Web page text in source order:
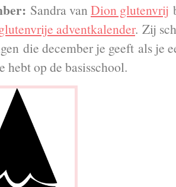
Sandra van Dion glutenvrij​
adventkalender. Zij
die december je geeft als je
hebt op de basisschool.